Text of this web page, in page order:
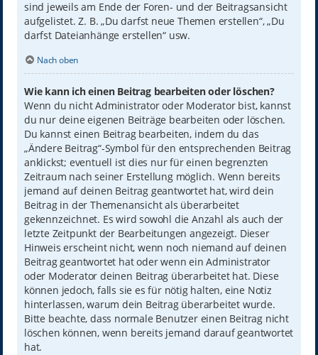
sind jeweils am Ende der Foren- und der Beitragsansicht
aufgelistet. Z. B. „Du darfst neue Themen erstellen“, „Du
darfst Dateianhänge erstellen“ usw.
Nach oben
Wie kann ich einen Beitrag bearbeiten oder löschen?
Wenn du nicht Administrator oder Moderator bist, kannst
du nur deine eigenen Beiträge bearbeiten oder löschen.
Du kannst einen Beitrag bearbeiten, indem du das
„Ändere Beitrag“-Symbol für den entsprechenden Beitrag
anklickst; eventuell ist dies nur für einen begrenzten
Zeitraum nach seiner Erstellung möglich. Wenn bereits
jemand auf deinen Beitrag geantwortet hat, wird dein
Beitrag in der Themenansicht als überarbeitet
gekennzeichnet. Es wird sowohl die Anzahl als auch der
letzte Zeitpunkt der Bearbeitungen angezeigt. Dieser
Hinweis erscheint nicht, wenn noch niemand auf deinen
Beitrag geantwortet hat oder wenn ein Administrator
oder Moderator deinen Beitrag überarbeitet hat. Diese
können jedoch, falls sie es für nötig halten, eine Notiz
hinterlassen, warum dein Beitrag überarbeitet wurde.
Bitte beachte, dass normale Benutzer einen Beitrag nicht
löschen können, wenn bereits jemand darauf geantwortet
hat.